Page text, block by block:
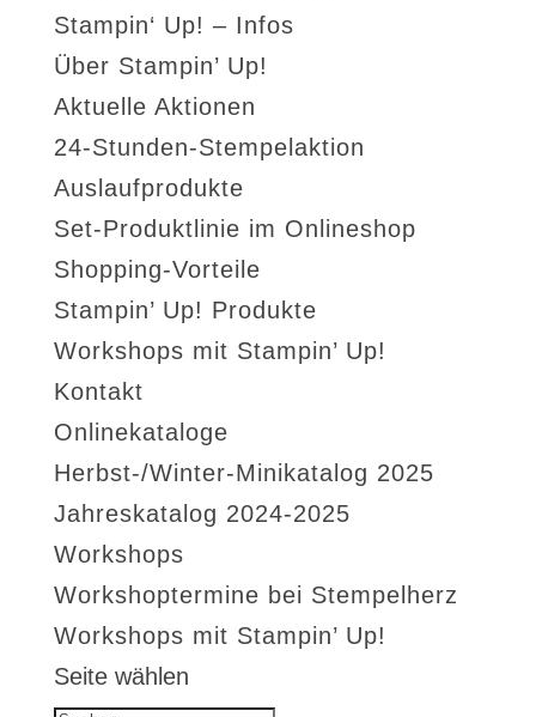
Stampin‘ Up! – Infos
Über Stampin’ Up!
Aktuelle Aktionen
24-Stunden-Stempelaktion
Auslaufprodukte
Set-Produktlinie im Onlineshop
Shopping-Vorteile
Stampin’ Up! Produkte
Workshops mit Stampin’ Up!
Kontakt
Onlinekataloge
Herbst-/Winter-Minikatalog 2025
Jahreskatalog 2024-2025
Workshops
Workshoptermine bei Stempelherz
Workshops mit Stampin’ Up!
Seite wählen